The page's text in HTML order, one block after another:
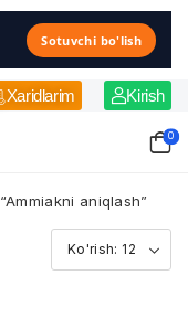
Sotuvchi bo'lish
Xaridlarim Kirish
0
aniqlash”